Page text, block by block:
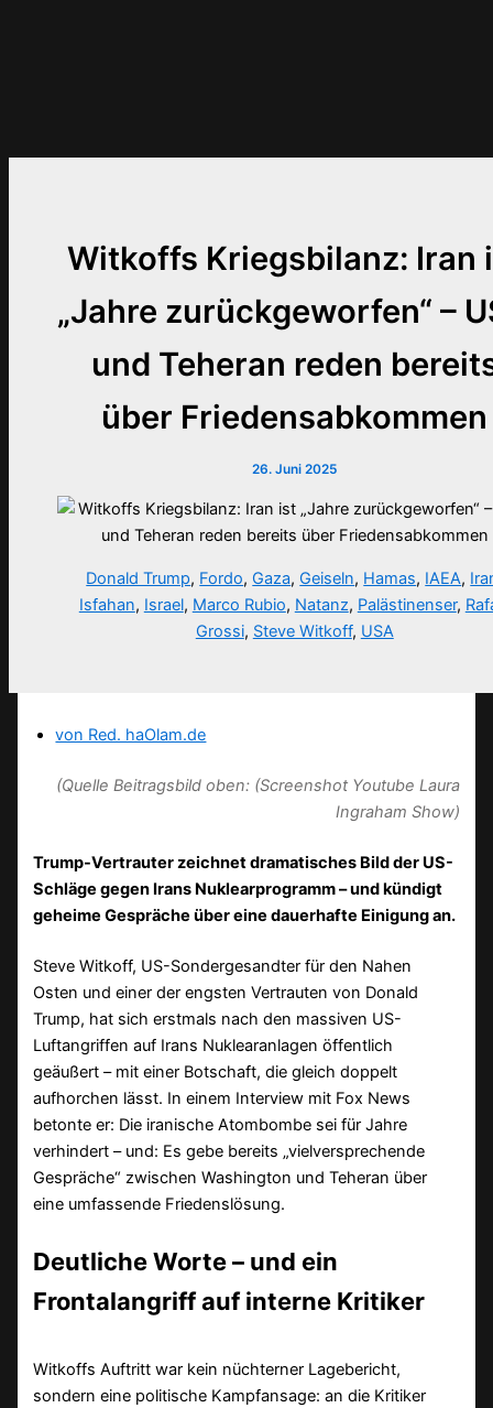
Witkoffs Kriegsbilanz: Iran
„Jahre zurückgeworfen“ –
und Teheran reden
über Friedensabkommen
26. Juni 2025
Donald Trump, Fordo, Gaza, Geiseln, Hamas, IAEA,
Isfahan, Israel, Marco Rubio, Natanz, Palästinenser,
Grossi, Steve Witkoff, USA
von Red. haOlam.de
(Quelle Beitragsbild oben: (Screenshot Youtube Laura
Ingraham Show)
Trump-Vertrauter zeichnet dramatisches Bild der US-
Schläge gegen Irans Nuklearprogramm – und kündigt
geheime Gespräche über eine dauerhafte Einigung an.
Steve Witkoff, US-Sondergesandter für den Nahen
Osten und einer der engsten Vertrauten von Donald
Trump, hat sich erstmals nach den massiven US-
Luftangriffen auf Irans Nuklearanlagen öffentlich
geäußert – mit einer Botschaft, die gleich doppelt
aufhorchen lässt. In einem Interview mit Fox News
betonte er: Die iranische Atombombe sei für Jahre
verhindert – und: Es gebe bereits „vielversprechende
Gespräche“ zwischen Washington und Teheran über
eine umfassende Friedenslösung.
Deutliche Worte – und ein
Frontalangriff auf interne Kritiker
Witkoffs Auftritt war kein nüchterner Lagebericht,
sondern eine politische Kampfansage: an die Kritiker